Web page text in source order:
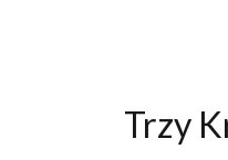
Trzy